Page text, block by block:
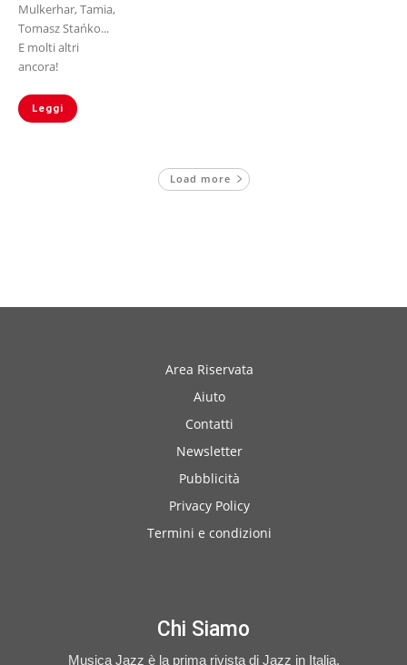
Mulkerhar, Tamia,
Tomasz Stańko...
E molti altri
ancora!
Leggi
Load more
Area Riservata
Aiuto
Contatti
Newsletter
Pubblicità
Privacy Policy
Termini e condizioni
Chi Siamo
Musica Jazz è la prima rivista di Jazz in Italia.